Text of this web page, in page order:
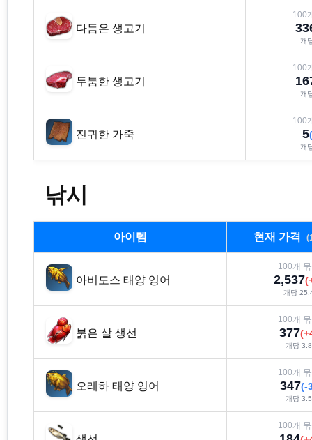
다듬은 생고기
100
개
두툼한 생고기
100
개
진귀한 가죽
100
5(
개
낚시
아이템 현재 가격
아비도스 태양 잉어
100개
2,537(
개당
붉은 살 생선
100개
377(+
개당 3.8
오레하 태양 잉어
100개
347(-
개당 3.5
100개